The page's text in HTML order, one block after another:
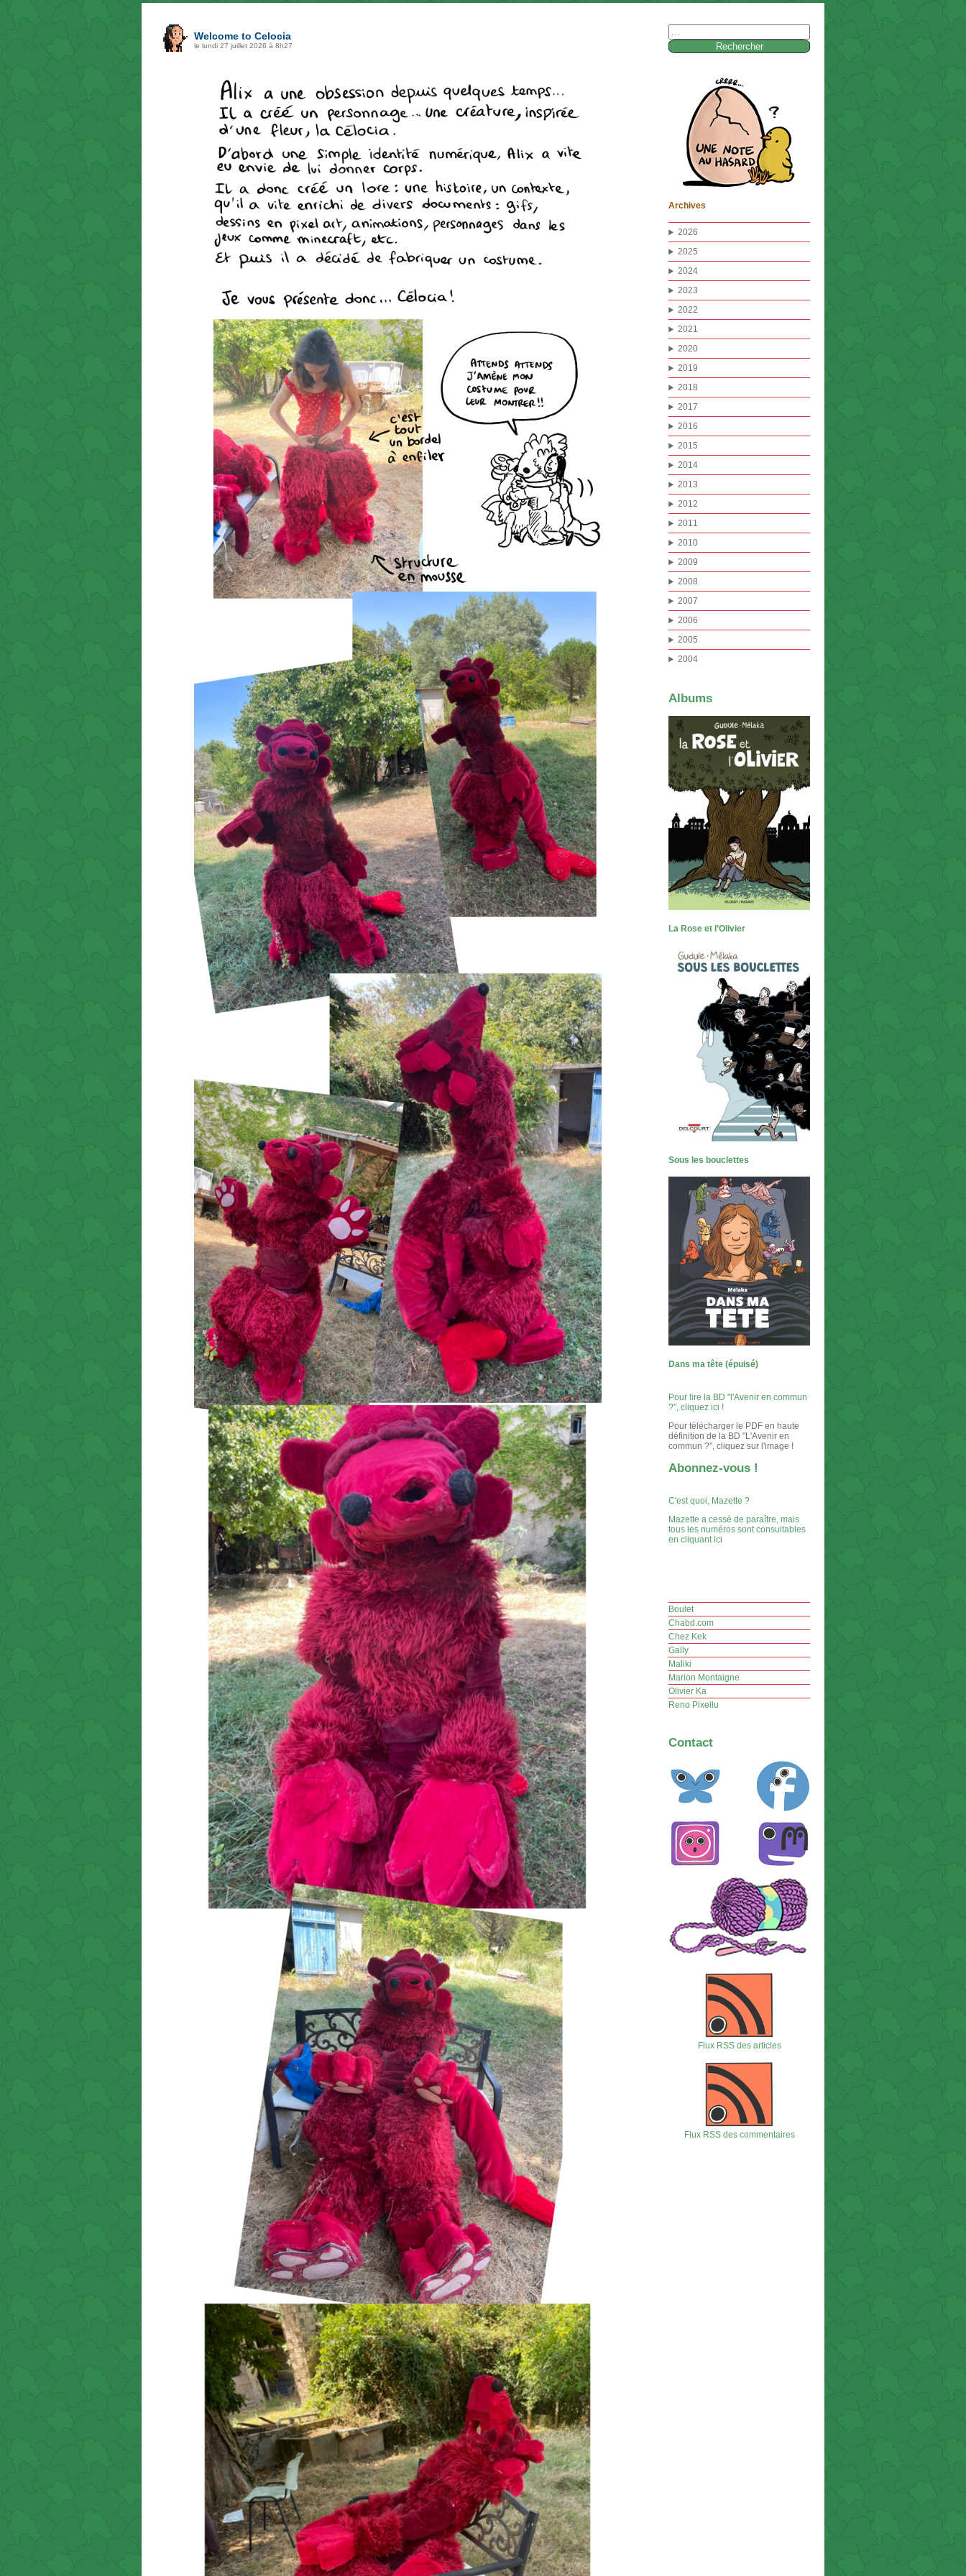
Welcome to Celocia
le lundi 27 juillet 2026 à 8h27
Archives
2026
2025
2024
2023
2022
2021
2020
2019
2018
2017
2016
2015
2014
2013
2012
2011
2010
2009
2008
2007
2006
2005
2004
Albums
La Rose et l’Olivier
Sous les bouclettes
Dans ma tête (épuisé)
Pour lire la BD "l'Avenir en commun
?", cliquez ici !
Pour télécharger le PDF en haute
définition de la BD "L'Avenir en
commun ?", cliquez sur l'image !
Abonnez-vous !
C'est quoi, Mazette ?
Mazette a cessé de paraître, mais
tous les numéros sont consultables
en cliquant ici
Boulet
Chabd.com
Chez Kek
Gally
Maliki
Marion Montaigne
Olivier Ka
Reno Pixellu
Contact
Flux RSS des articles
Flux RSS des commentaires